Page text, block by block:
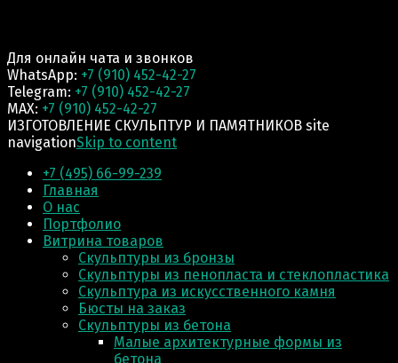
Для онлайн чата и звонков
WhatsApp: +7 (910) 452-42-27
Telegram: +7 (910) 452-42-27
MAX: +7 (910) 452-42-27
ИЗГОТОВЛЕНИЕ СКУЛЬПТУР И ПАМЯТНИКОВ site
navigationSkip to content
+7 (495) 66-99-239
Главная
О нас
Портфолио
Витрина товаров
Скульптуры из бронзы
Скульптуры из пенопласта и стеклопластика
Скульптура из искусственного камня
Бюсты на заказ
Скульптуры из бетона
Малые архитектурные формы из
бетона